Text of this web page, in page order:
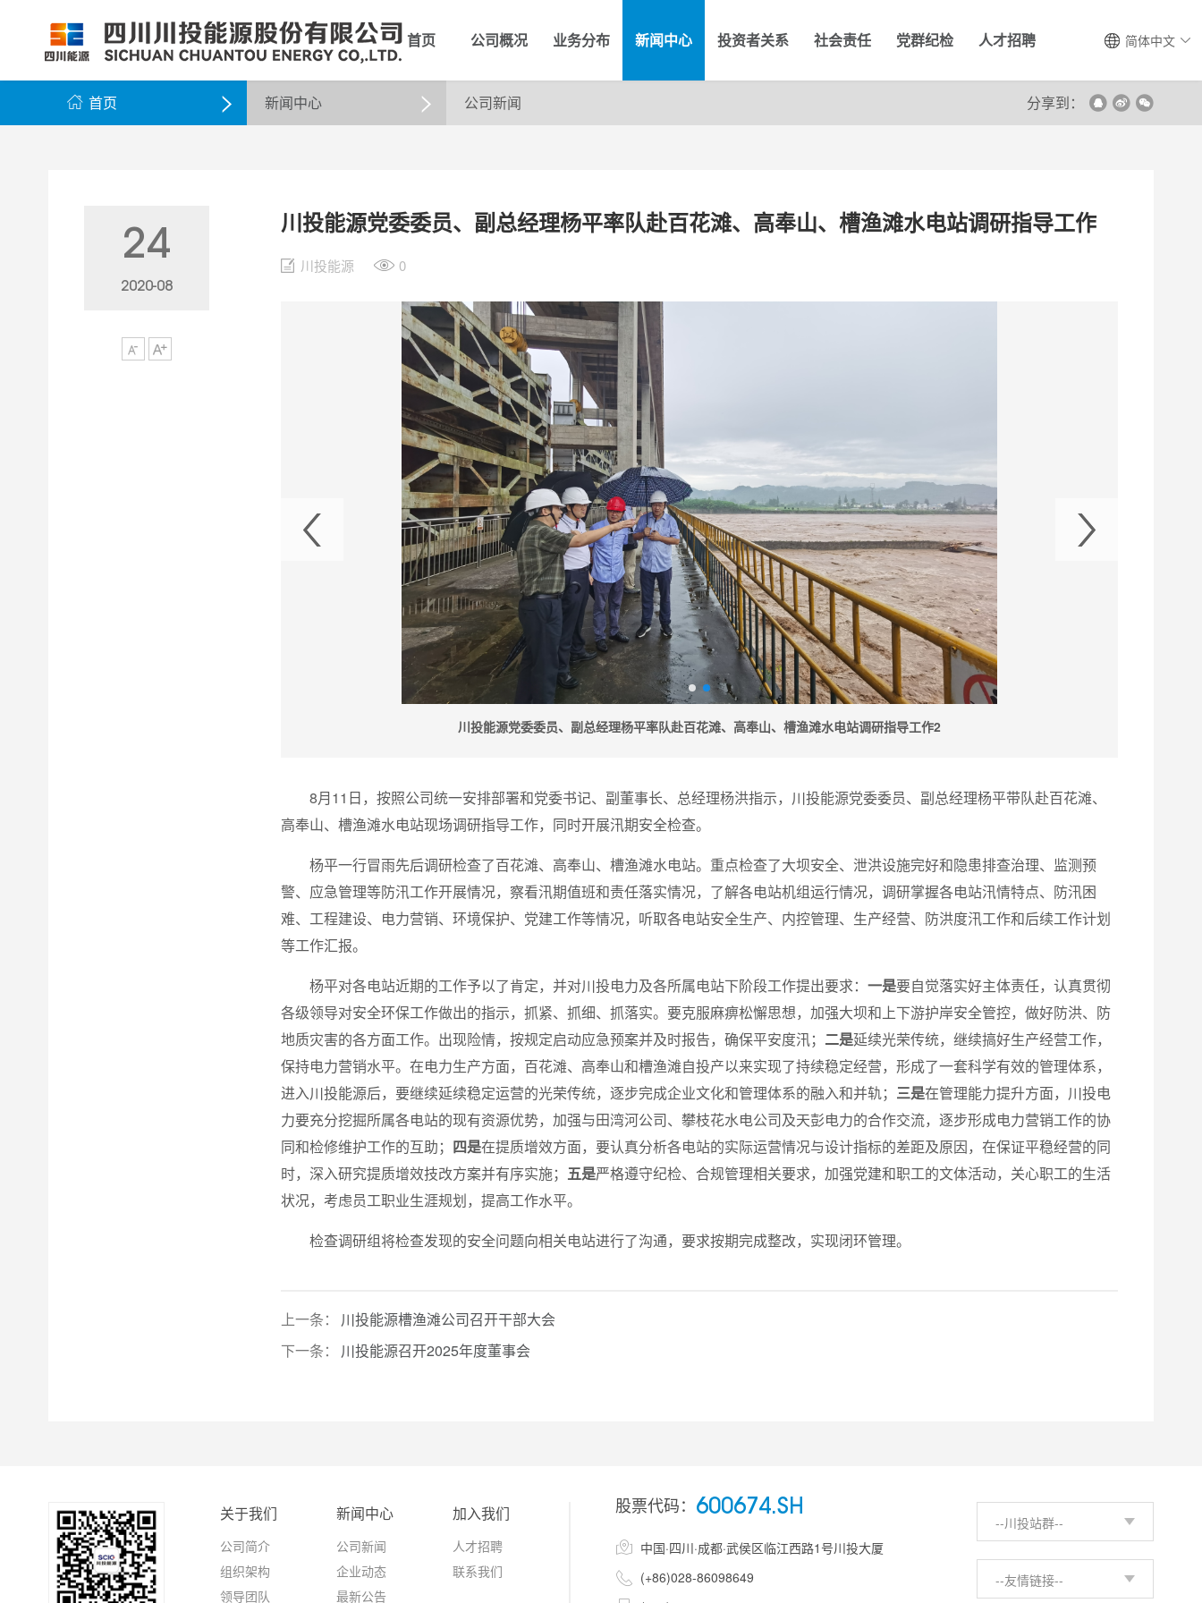
简体中文
首页 公司概况 业务分布 新闻中心 投资者关系 社会责任 党群纪检 人才招聘
公司简介 组织架构 领导团队 企业荣誉
公司新闻 企业动态 公示公告
公司资料 股票信息 最新公告 公司邮箱
党群工作 纪检监察
 首页  新闻中心  公司新闻 分享到：
24
2020-08
川投能源党委委员、副总经理杨平率队赴百花滩、高奉山、槽渔滩水电站调研指导工作
川投能源 0
川投能源党委委员、副总经理杨平率队赴百花滩、高奉山、槽渔滩水电站调研指导工作2
8月11日，按照公司统一安排部署和党委书记、副董事长、总经理杨洪指示，川投能源党委委员、副总经理杨平带队赴百花滩、
高奉山、槽渔滩水电站现场调研指导工作，同时开展汛期安全检查。
杨平一行冒雨先后调研检查了百花滩、高奉山、槽渔滩水电站。重点检查了大坝安全、泄洪设施完好和隐患排查治理、监测预
警、应急管理等防汛工作开展情况，察看汛期值班和责任落实情况，了解各电站机组运行情况，调研掌握各电站汛情特点、防汛困
难、工程建设、电力营销、环境保护、党建工作等情况，听取各电站安全生产、内控管理、生产经营、防洪度汛工作和后续工作计划
等工作汇报。
杨平对各电站近期的工作予以了肯定，并对川投电力及各所属电站下阶段工作提出要求： 一是要自觉落实好主体责任，认真贯彻
各级领导对安全环保工作做出的指示，抓紧、抓细、抓落实。要克服麻痹松懈思想，加强大坝和上下游护岸安全管控，做好防洪、防
地质灾害的各方面工作。出现险情，按规定启动应急预案并及时报告，确保平安度汛； 二是延续光荣传统，继续搞好生产经营工作，
保持电力营销水平。在电力生产方面，百花滩、高奉山和槽渔滩自投产以来实现了持续稳定经营，形成了一套科学有效的管理体系，
进入川投能源后，要继续延续稳定运营的光荣传统，逐步完成企业文化和管理体系的融入和并轨； 三是在管理能力提升方面，川投电
力要充分挖掘所属各电站的现有资源优势，加强与田湾河公司、攀枝花水电公司及天彭电力的合作交流，逐步形成电力营销工作的协
同和检修维护工作的互助； 四是在提质增效方面，要认真分析各电站的实际运营情况与设计指标的差距及原因，在保证平稳经营的同
时，深入研究提质增效技改方案并有序实施； 五是严格遵守纪检、合规管理相关要求，加强党建和职工的文体活动，关心职工的生活
状况，考虑员工职业生涯规划，提高工作水平。
检查调研组将检查发现的安全问题向相关电站进行了沟通，要求按期完成整改，实现闭环管理。
上一条：
川投能源槽渔滩公司召开干部大会
下一条：
川投能源召开2025年度董事会
关于我们
公司简介
组织架构
领导团队
新闻中心
公司新闻
企业动态
最新公告
加入我们
人才招聘
联系我们
股票代码： 600674.SH
 中国·四川·成都·武侯区临江西路1号川投大厦
 (+86)028-86098649
--川投站群--
--友情链接--